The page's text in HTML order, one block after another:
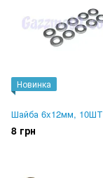
Новинка
Шайба 6x12мм, 10ШТ
8 грн